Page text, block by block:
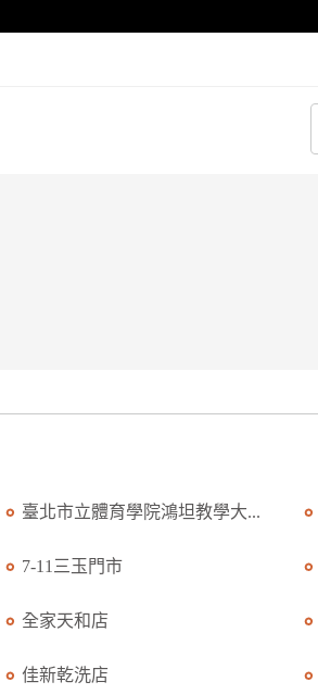
臺北市立體育學院鴻坦教學大...
7-11三玉門市
全家天和店
佳新乾洗店